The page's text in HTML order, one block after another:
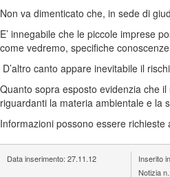
Non va dimenticato che, in sede di
E’ innegabile che le piccole imprese
come vedremo, specifiche
D’altro canto appare inevitabile il
Quanto sopra esposto evidenzia che
riguardanti la materia ambientale e la
Informazioni possono essere
Data inserimento: 27.11.12 Inserito
Notizia n.: